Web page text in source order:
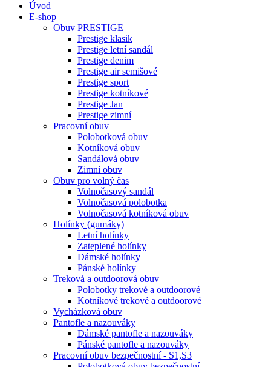
Úvod
E-shop
Obuv PRESTIGE
Prestige klasik
Prestige letní sandál
Prestige denim
Prestige air semišové
Prestige sport
Prestige kotníkové
Prestige Jan
Prestige zimní
Pracovní obuv
Polobotková obuv
Kotníková obuv
Sandálová obuv
Zimní obuv
Obuv pro volný čas
Volnočasový sandál
Volnočasová polobotka
Volnočasová kotníková obuv
Holínky (gumáky)
Letní holínky
Zateplené holínky
Dámské holínky
Pánské holínky
Treková a outdoorová obuv
Polobotky trekové a outdoorové
Kotníkové trekové a outdoorové
Vycházková obuv
Pantofle a nazouváky
Dámské pantofle a nazouváky
Pánské pantofle a nazouváky
Pracovní obuv bezpečnostní - S1,S3